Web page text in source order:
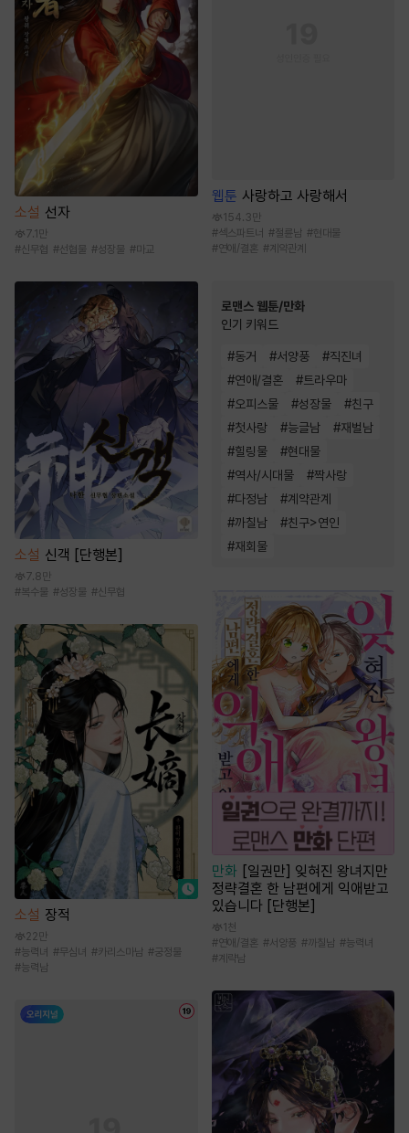
소설 선자
7.1만
#신무협 #선협물 #성장물 #마교
소설 신객 [단행본]
7.8만
#복수물 #성장물 #신무협
소설 장적
22만
#능력녀 #무심녀 #카리스마남 #궁정물
#능력남
웹툰 사랑하고 사랑해서
154.3만
#섹스파트너 #절륜남 #현대물
#연애/결혼 #계약관계
로맨스 웹툰/만화
인기 키워드
#동거 #서양풍 #직진녀
#연애/결혼 #트라우마
#오피스물 #성장물 #친구
#첫사랑 #능글남 #재벌남
#힐링물 #현대물
#역사/시대물 #짝사랑
#다정남 #계약관계
#까칠남 #친구>연인
#재회물
만화 [일권만] 잊혀진 왕녀지만
정략결혼 한 남편에게 익애받고
있습니다 [단행본]
1천
#연애/결혼 #서양풍 #까칠남 #능력녀
#계략남